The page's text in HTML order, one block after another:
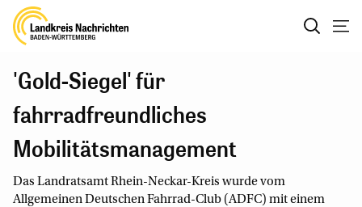
'Gold-Siegel' für
fahrradfreundliches
Mobilitätsmanagement
Das Landratsamt Rhein-Neckar-Kreis wurde vom
Allgemeinen Deutschen Fahrrad-Club (ADFC) mit einem